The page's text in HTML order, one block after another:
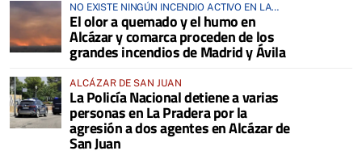
NO EXISTE NINGÚN INCENDIO ACTIVO EN LA
COMARCA
El olor a quemado y el humo en
Alcázar y comarca proceden de los
grandes incendios de Madrid y Ávila
ALCÁZAR DE SAN JUAN
La Policía Nacional detiene a varias
personas en La Pradera por la
agresión a dos agentes en Alcázar de
San Juan